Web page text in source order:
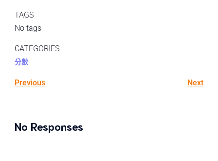
TAGS
No tags
CATEGORIES
分數
Previous Next
No Responses